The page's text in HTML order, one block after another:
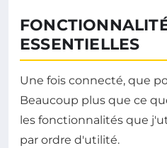
ESSENTIELLES
Une fois connecté, que
Beaucoup plus que ce
les fonctionnalités que
par ordre d'utilité.